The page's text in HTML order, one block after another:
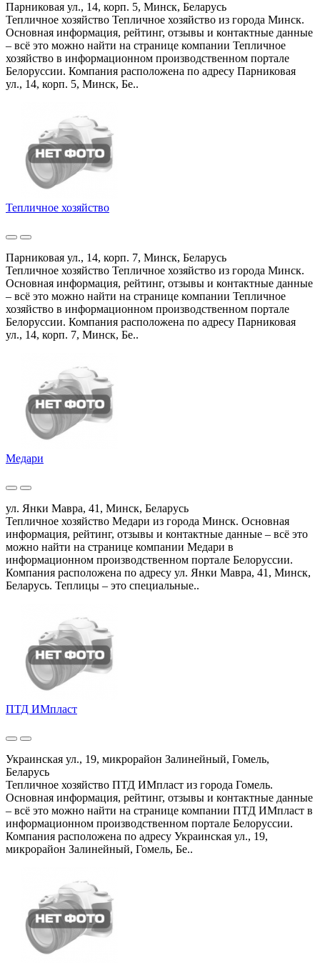
Парниковая ул., 14, корп. 5, Минск, Беларусь
Тепличное хозяйство Тепличное хозяйство из города Минск.
Основная информация, рейтинг, отзывы и контактные данные
– всё это можно найти на странице компании Тепличное
хозяйство в информационном производственном портале
Белоруссии. Компания расположена по адресу Парниковая
ул., 14, корп. 5, Минск, Бе..
Тепличное хозяйство
Парниковая ул., 14, корп. 7, Минск, Беларусь
Тепличное хозяйство Тепличное хозяйство из города Минск.
Основная информация, рейтинг, отзывы и контактные данные
– всё это можно найти на странице компании Тепличное
хозяйство в информационном производственном портале
Белоруссии. Компания расположена по адресу Парниковая
ул., 14, корп. 7, Минск, Бе..
Медари
ул. Янки Мавра, 41, Минск, Беларусь
Тепличное хозяйство Медари из города Минск. Основная
информация, рейтинг, отзывы и контактные данные – всё это
можно найти на странице компании Медари в
информационном производственном портале Белоруссии.
Компания расположена по адресу ул. Янки Мавра, 41, Минск,
Беларусь. Теплицы – это специальные..
ПТД ИМпласт
Украинская ул., 19, микрорайон Залинейный, Гомель,
Беларусь
Тепличное хозяйство ПТД ИМпласт из города Гомель.
Основная информация, рейтинг, отзывы и контактные данные
– всё это можно найти на странице компании ПТД ИМпласт в
информационном производственном портале Белоруссии.
Компания расположена по адресу Украинская ул., 19,
микрорайон Залинейный, Гомель, Бе..